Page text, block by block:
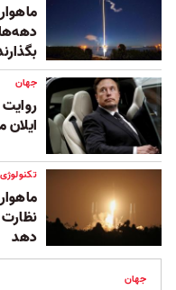
جهان
تکنولوژی
دهد
جهان